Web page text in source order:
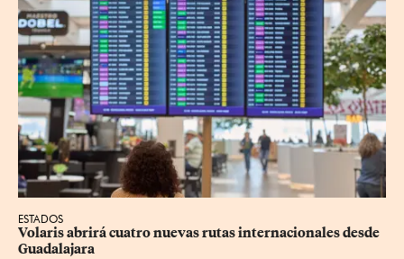
ESTADOS
Volaris abrirá cuatro nuevas rutas internacionales desde
Guadalajara